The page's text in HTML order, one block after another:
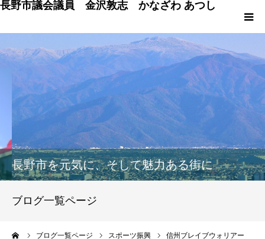
長野市議会議員 金沢敦志 かなざわ あつし
長野市を元気に、そして魅力ある街に
ブログ一覧ページ
ブログ一覧ページ スポーツ振興
信州ブレイブウォリアー
HOME
プロフィール
政策